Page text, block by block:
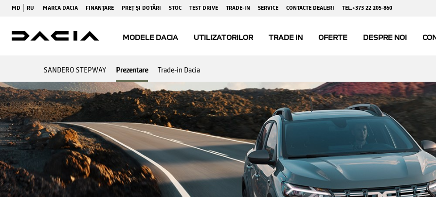
SANDERO STEPWAY Prezentare Trade-in Dacia